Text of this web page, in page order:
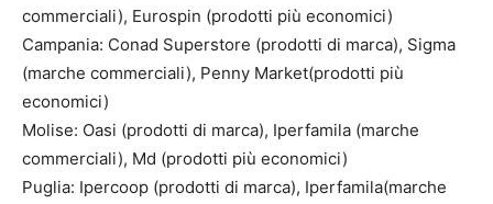
commerciali), Eurospin (prodotti più economici)
Campania: Conad Superstore (prodotti di marca), Sigma
(marche commerciali), Penny Market(prodotti più
economici)
Molise: Oasi (prodotti di marca), Iperfamila (marche
commerciali), Md (prodotti più economici)
Puglia: Ipercoop (prodotti di marca), Iperfamila(marche